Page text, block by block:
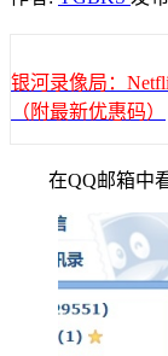
银河录像局：
（附最新优惠码）
在QQ邮箱中